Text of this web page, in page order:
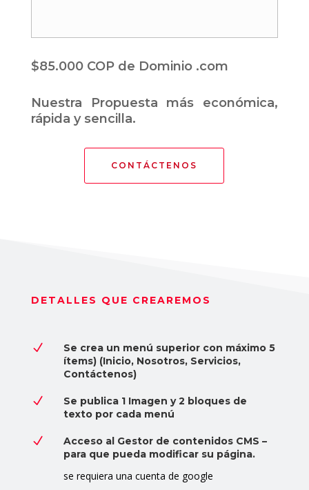
$85.000 COP de Dominio .com
Nuestra Propuesta más económica,
rápida y sencilla.
CONTÁCTENOS
DETALLES QUE CREAREMOS
N
Se crea un menú superior con máximo 5
ítems) (Inicio, Nosotros, Servicios,
Contáctenos)
N
Se publica 1 Imagen y 2 bloques de
texto por cada menú
N
Acceso al Gestor de contenidos CMS –
para que pueda modificar su página.
se requiera una cuenta de google